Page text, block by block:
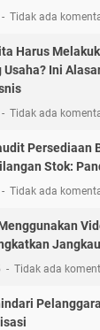
Tidak ada
Harus
Usaha? Ini
Tidak ada
Persediaan
Stok:
Tidak ada
Tidak ada